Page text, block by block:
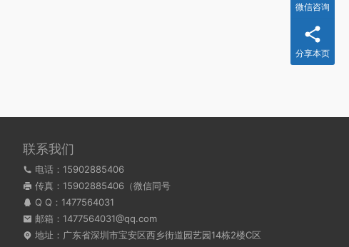
联系我们
电话：15902885406
传真：15902885406（微信同号
Q Q： 1477564031
邮箱：1477564031@qq.com
地址：广东省深圳市宝安区西乡街道园艺园14栋2楼C区
微信咨询
分享本页